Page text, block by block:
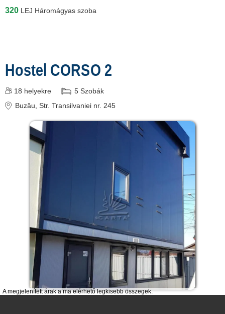
A megjelenített árak a ma elérhető legkisebb összegek.
320 LEJ Háromágyas szoba
Hostel CORSO 2
18 helyekre 5 Szobák
Buzău , Str. Transilvaniei nr. 245